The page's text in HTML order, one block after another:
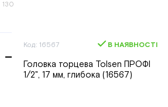
130
Код: 16567 В НАЯВНОСТІ
Головка торцева Tolsen ПРОФІ
1/2", 17 мм, глибока (16567)